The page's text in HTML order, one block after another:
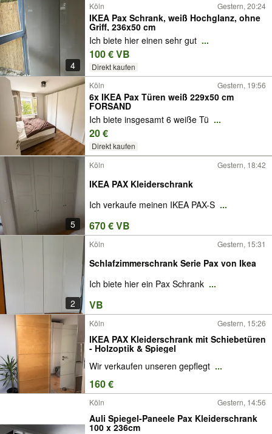
4
Köln Gestern, 20:24
IKEA Pax Schrank, weiß Hochglanz, ohne
Griff, 236x50 cm
Ich biete hier einen sehr gut ...
100 € VB
Direkt kaufen
Köln
Gestern, 19:56
6x IKEA Pax Türen weiß 229x50 cm
FORSAND
Ich biete insgesamt 6 weiße Tü ...
20 €
Direkt kaufen
5
Köln Gestern, 18:42
IKEA PAX Kleiderschrank
Ich verkaufe meinen IKEA PAX-S ...
670 € VB
2
Köln Gestern, 15:31
Schlafzimmerschrank Serie Pax von Ikea
Ich biete hier ein Pax Schrank ...
VB
Köln Gestern, 15:26
IKEA PAX Kleiderschrank mit Schiebetüren
- Holzoptik & Spiegel
Wir verkaufen unseren gepflegt ...
160 €
Köln Gestern, 14:56
Auli Spiegel-Paneele Pax Kleiderschrank
100 x 236cm